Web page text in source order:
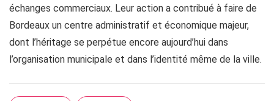
échanges commerciaux. Leur action a contribué à faire de
Bordeaux un centre administratif et économique majeur,
dont l’héritage se perpétue encore aujourd’hui dans
l’organisation municipale et dans l’identité même de la ville.